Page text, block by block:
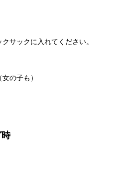
サックに入れてください。
の子も）